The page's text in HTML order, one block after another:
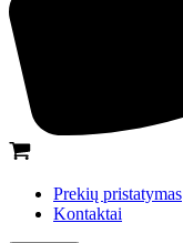
Prekių pristatymas
Kontaktai